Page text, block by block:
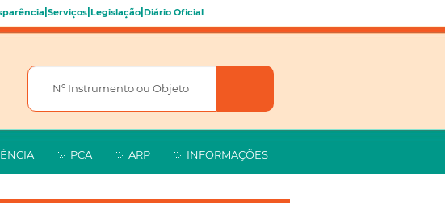
Serviços Legislação Diário Oficial
PCA ARP INFORMAÇÕES